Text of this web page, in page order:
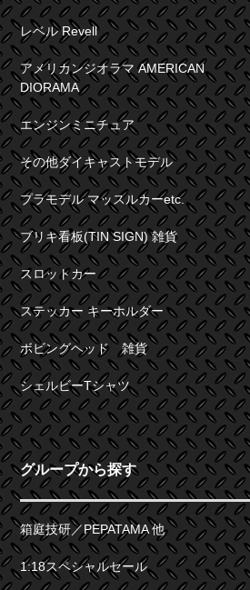
レベル Revell
アメリカンジオラマ AMERICAN
DIORAMA
エンジンミニチュア
その他ダイキャストモデル
プラモデル マッスルカーetc.
ブリキ看板(TIN SIGN) 雑貨
スロットカー
ステッカー キーホルダー
ボビングヘッド 雑貨
シェルビーTシャツ
グループから探す
箱庭技研／PEPATAMA 他
1:18スペシャルセール